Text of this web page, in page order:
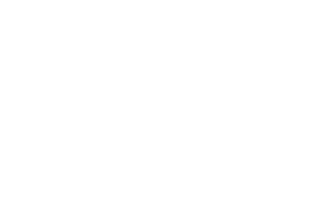
Y LINGÜÍSTICA